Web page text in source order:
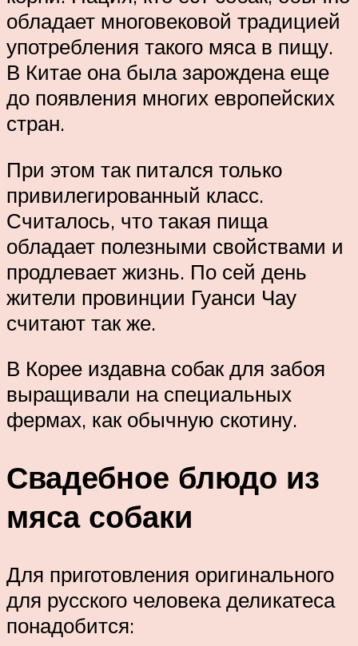
обладает многовековой традицией
употребления такого мяса в пищу.
В Китае она была зарождена еще
до появления многих европейских
стран.
При этом так питался только
привилегированный класс.
Считалось, что такая пища
обладает полезными свойствами и
продлевает жизнь. По сей день
жители провинции Гуанси Чау
считают так же.
В Корее издавна собак для забоя
выращивали на специальных
фермах, как обычную скотину.
Свадебное блюдо из
мяса собаки
Для приготовления оригинального
для русского человека деликатеса
понадобится: